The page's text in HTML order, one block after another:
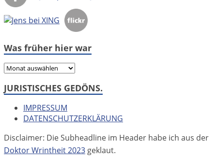
Was früher hier war
Was
hier
JURISTISCHES GEDÖNS.
IMPRESSUM
DATENSCHUTZERKLÄRUNG
Disclaimer: Die Subheadline im Header habe ich aus der
Doktor Wrintheit 2023 geklaut.